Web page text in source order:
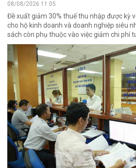
08/08/2026 11:05
Đề xuất giảm 30% thuế thu nhập được kỳ
cho hộ kinh doanh và doanh nghiệp siêu
sách còn phụ thuộc vào việc giảm chi phí